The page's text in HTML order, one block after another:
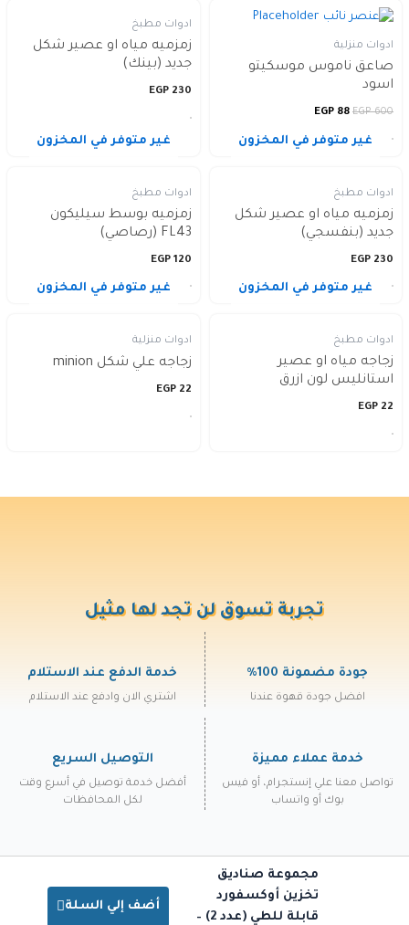
ادوات منزلية
صاعق ناموس موسكيتو
اسود
600
EGP
88
EGP
ادوات مطبخ
زمزميه مياه او عصير شكل
جديد (بينك)
230
EGP
غير متوفر في المخزون
ادوات مطبخ
زمزميه مياه او عصير شكل
جديد (بنفسجي)
230
EGP
غير متوفر في المخزون
ادوات مطبخ
زمزميه بوسط سيليكون
FL43 (رصاصي)
120
EGP
غير متوفر في المخزون
ادوات مطبخ
زجاجه مياه او عصير
استانليس لون ازرق
22
EGP
غير متوفر في المخزون
ادوات منزلية
زجاجه علي شكل minion
22
EGP
تجربة تسوق لن تجد لها مثيل
جودة مضمونة 100%
افضل جودة قهوة عندنا
خدمة الدفع عند الاستلام
اشتري الان وادفع عند الاستلام
خدمة عملاء مميزة
تواصل معنا علي إنستجرام، أو فيس
بوك أو واتساب
التوصيل السريع
أفضل خدمة توصيل في أسرع وقت
لكل المحافظات
مجموعة صناديق
تخزين أوكسفورد
قابلة للطي (عدد 2) –
أضف إلي السلة